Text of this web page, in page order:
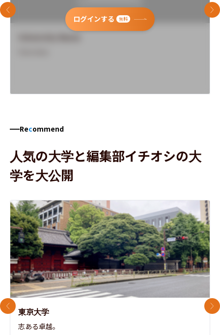
ログインする 無料
前のスライド 次
Recommend
人気の大学と編集部イチオシの大
学を大公開
東京大学
志ある卓越。
前のスライド 次